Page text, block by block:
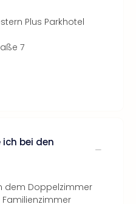
Plus Parkhotel
7
bei den
dem Doppelzimmer